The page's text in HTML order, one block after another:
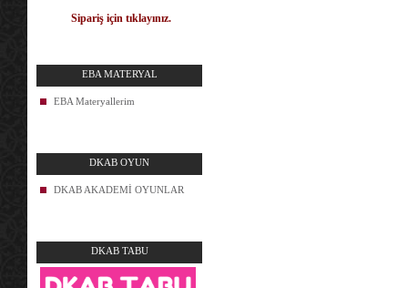
Sipariş için tıklayınız.
EBA MATERYAL
EBA Materyallerim
DKAB OYUN
DKAB AKADEMİ OYUNLAR
DKAB TABU